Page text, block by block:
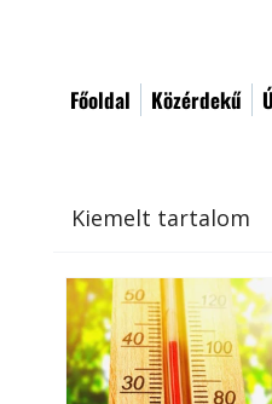
Főoldal Közérdekű
Kiemelt tartalom